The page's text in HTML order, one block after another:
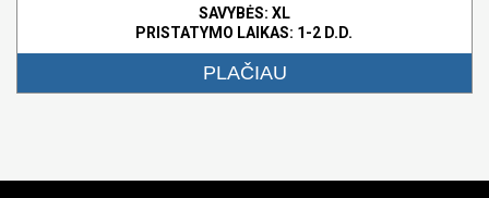
SAVYBĖS: XL
PRISTATYMO LAIKAS: 1-2 D.D.
PLAČIAU